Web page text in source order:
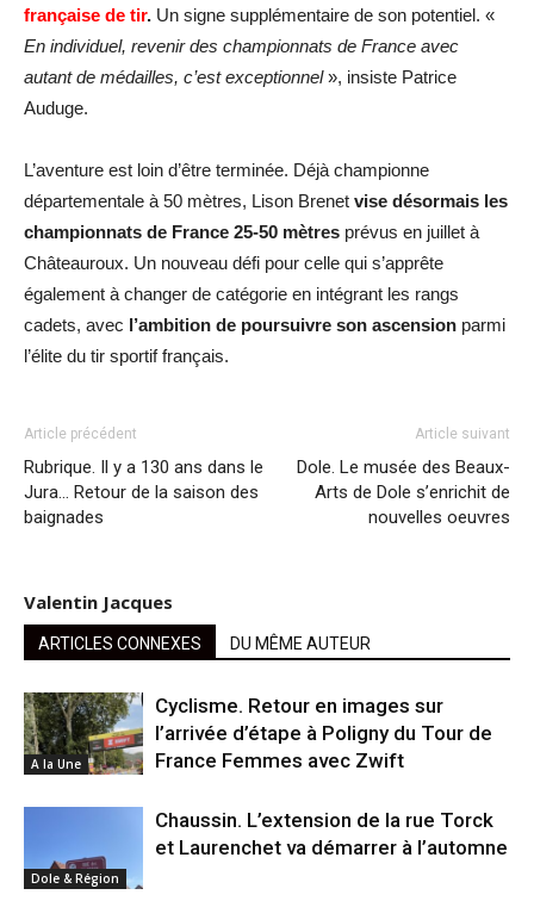
française de tir. Un signe supplémentaire de son potentiel. «
En individuel, revenir des championnats de France avec
autant de médailles, c’est exceptionnel», insiste Patrice
Auduge.
L’aventure est loin d’être terminée. Déjà championne
départementale à 50 mètres, Lison Brenet vise désormais les
championnats de France 25-50 mètres prévus en juillet à
Châteauroux. Un nouveau défi pour celle qui s’apprête
également à changer de catégorie en intégrant les rangs
cadets, avec l’ambition de poursuivre son ascension parmi
l’élite du tir sportif français.
Article précédent
Rubrique. Il y a 130 ans dans le
Jura… Retour de la saison des
baignades
Article suivant
Dole. Le musée des Beaux-
Arts de Dole s’enrichit de
nouvelles oeuvres
Valentin Jacques
ARTICLES CONNEXES DU MÊME AUTEUR
A la Une
Cyclisme. Retour en images sur
l’arrivée d’étape à Poligny du Tour de
France Femmes avec Zwift
Dole & Région
Chaussin. L’extension de la rue Torck
et Laurenchet va démarrer à l’automne